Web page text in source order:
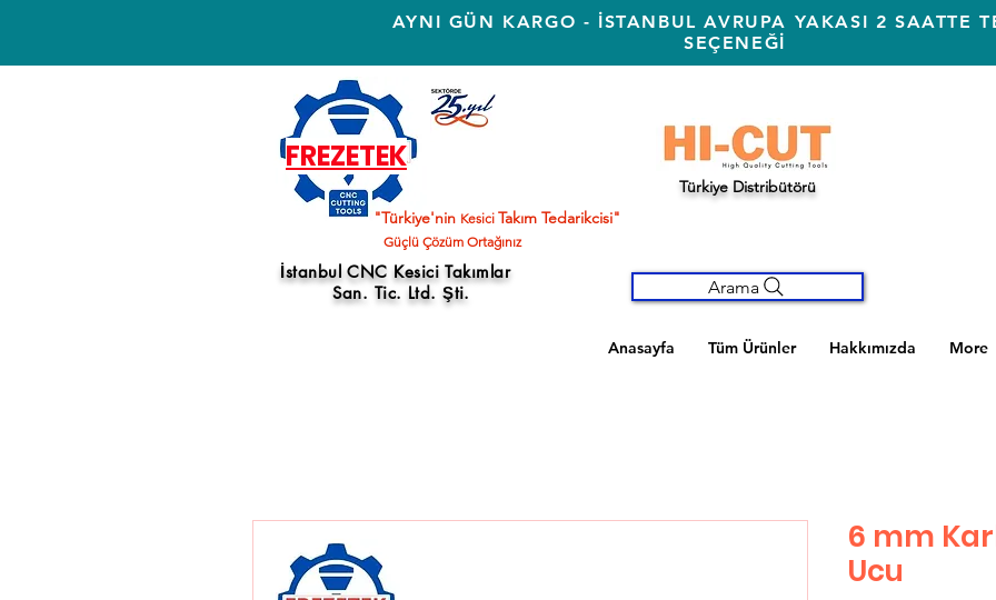
AYNI GÜN KARGO - İSTANBUL AVRUPA YAKASI 2 SAATTE
SEÇENEĞİ
FREZETEK
"Türkiye'nin Kesici Takım Tedarikcisi"
Türkiye Distribütörü
Güçlü Çözüm Ortağınız
İstanbul CNC Kesici Takımlar
San. Tic. Ltd. Şti.
Arama
Anasayfa Tüm Ürünler Hakkımızda More
6 mm
Ucu